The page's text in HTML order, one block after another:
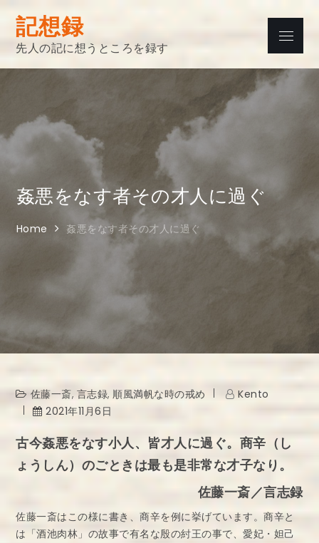
Skip
content
記想録
先人の記に想うところを録す
Menu
姦悪をなす者その才人に過ぐ
Home 姦悪をなす者その才人に過ぐ
佐藤一斎, 言志録,順風満帆な時の戒め
Kento
2021年11月6日
古今姦悪をなす小人、皆才人に過ぐ。商辛（し
ょうしん）のごときは最も是非常な才子なり。
佐藤一斎／言志録
佐藤一斎はこの様に書き、商辛を例に挙げています。商辛と
は「酒池肉林」の故事で有名な殷の紂王の事で、愛妃・妲己